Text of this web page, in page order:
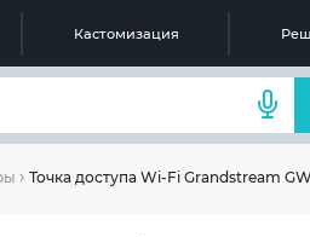
Кастомизация
Точка доступа Wi-Fi Grandstream